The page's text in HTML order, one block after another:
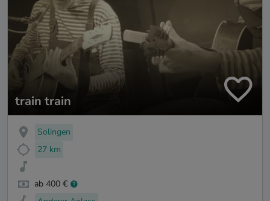
train train
Solingen
27 km
ab 400 €